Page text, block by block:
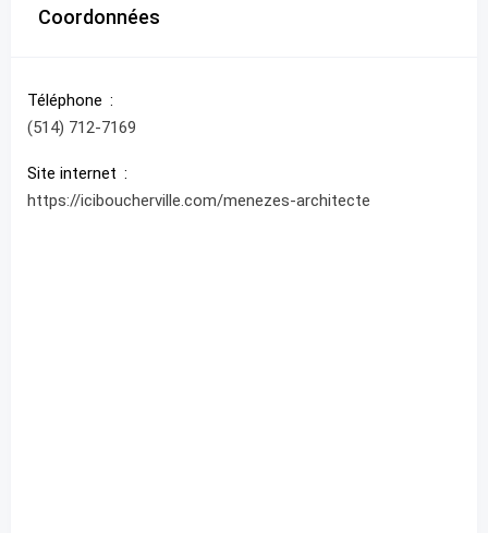
Coordonnées
Téléphone
(514) 712-7169
Site internet
https://iciboucherville.com/menezes-architecte